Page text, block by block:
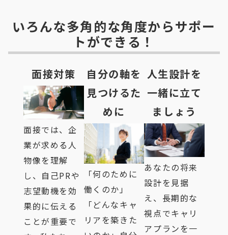
いろんな多角的な角度からサポー
トができる！
面接対策
面接では、企
業が求める人
物像を理解
し、自己PRや
志望動機を効
果的に伝える
ことが重要で
自分の軸を
見つけるた
めに
「何のために
働くのか」
「どんなキャ
リアを築きた
人生設計を
一緒に立て
ましょう
あなたの将来
設計を見据
え、長期的な
視点でキャリ
アプランを一